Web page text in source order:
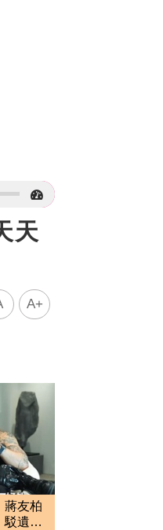
天
A+
蔣友柏
遺產